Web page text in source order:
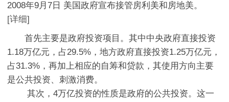
2008年9月7日 美国政府宣布接管房利美和房地美。
[详细]
首先主要是政府投资项目。其中中央政府直接投资
1.18万亿元，占29.5%，地方政府直接投资1.25万亿元，
占31.3%，再加上相应的自筹和贷款，其使用方向主要
是公共投资、刺激消费。
其次，4万亿投资的性质是政府的公共投资。这一